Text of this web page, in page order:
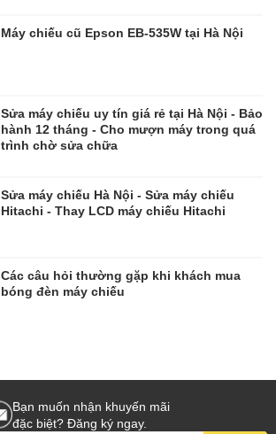
Máy chiếu cũ Epson EB-535W tại Hà Nội
Sửa máy chiếu uy tín giá rẻ tại Hà Nội - Bảo
hành 12 tháng - Cho mượn máy trong quá
trình chờ sửa chữa
​​​​​​​Sửa máy chiếu Hà Nội - Sửa máy chiếu
Hitachi - Thay LCD máy chiếu Hitachi
Các câu hỏi thường gặp khi khách mua
bóng đèn máy chiếu
Bạn muốn nhận khuyến mãi
đặc biệt? Đăng ký ngay.